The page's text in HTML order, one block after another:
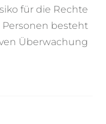
für die Rechte
besteht
Überwachung